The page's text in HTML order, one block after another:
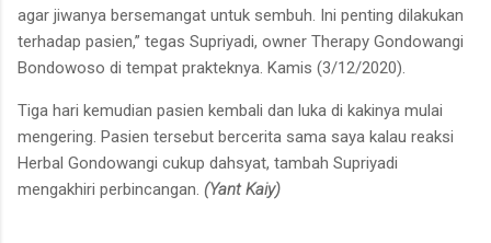
agar jiwanya bersemangat untuk sembuh. Ini penting dilakukan
terhadap pasien,” tegas Supriyadi, owner Therapy Gondowangi
Bondowoso di tempat prakteknya. Kamis (3/12/2020).
Tiga hari kemudian pasien kembali dan luka di kakinya mulai
mengering. Pasien tersebut bercerita sama saya kalau reaksi
Herbal Gondowangi cukup dahsyat, tambah Supriyadi
mengakhiri perbincangan. (Yant Kaiy)